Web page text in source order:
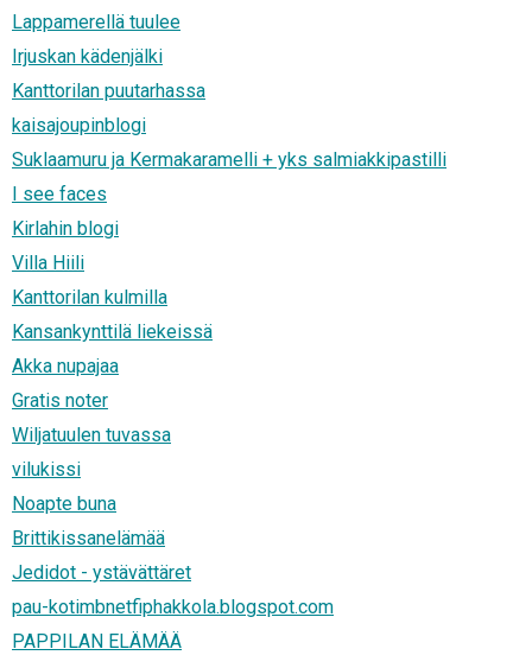
Lappamerellä tuulee
Irjuskan kädenjälki
Kanttorilan puutarhassa
kaisajoupinblogi
Suklaamuru ja Kermakaramelli + yks salmiakkipastilli
I see faces
Kirlahin blogi
Villa Hiili
Kanttorilan kulmilla
Kansankynttilä liekeissä
Akka nupajaa
Gratis noter
Wiljatuulen tuvassa
vilukissi
Noapte buna
Brittikissanelämää
Jedidot - ystävättäret
pau-kotimbnetfiphakkola.blogspot.com
PAPPILAN ELÄMÄÄ